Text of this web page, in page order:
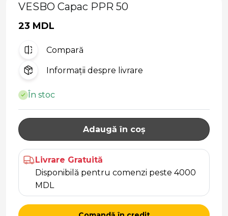
VESBO Capac PPR 50
23 MDL
Compară
Informații despre livrare
În stoc
Adaugă în coș
Livrare Gratuită
Disponibilă pentru comenzi peste 4000
MDL